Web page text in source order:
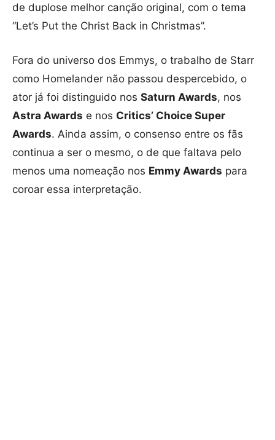
de duplose melhor canção original, com o tema
“Let’s Put the Christ Back in Christmas”.
Fora do universo dos Emmys, o trabalho de Starr
como Homelander não passou despercebido, o
ator já foi distinguido nos Saturn Awards, nos
Astra Awards e nos Critics’ Choice Super
Awards. Ainda assim, o consenso entre os fãs
continua a ser o mesmo, o de que faltava pelo
menos uma nomeação nos Emmy Awards para
coroar essa interpretação.